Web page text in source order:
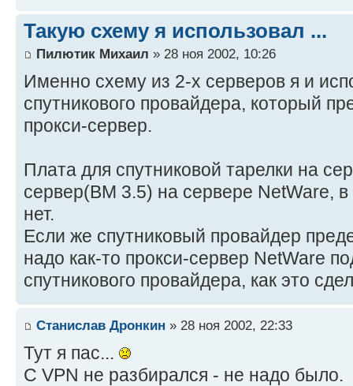
Такую схему я использовал ...
Пилютик Михаил » 28 ноя 2002, 10:26
Именно схему из 2-х серверов я и
спутникового провайдера, который
прокси-сервер.
Плата для спутниковой тарелки на
сервер(BM 3.5) на сервере NetWare,
нет.
Если же спутниковый провайдер
надо как-то прокси-сервер NetWare
спутникового провайдера, как это
Станислав Дронкин » 28 ноя 2002, 22:33
Тут я пас...
С VPN не разбирался - не надо было.